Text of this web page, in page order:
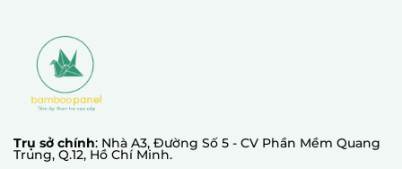
Trụ sở chính: Nhà A3, Đường Số 5 - CV Phần Mềm Quang
Trung, Q.12, Hồ Chí Minh.